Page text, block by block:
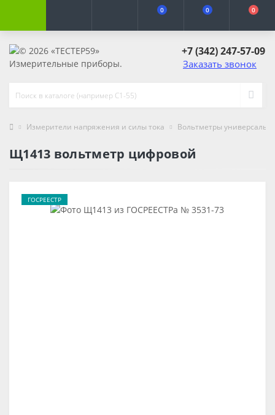
0 0 0
+7 (342) 247-57-09
Заказать звонок
Измерители напряжения и силы тока Вольтметры
Щ1413 вольтметр цифровой
ГОСРЕЕСТР